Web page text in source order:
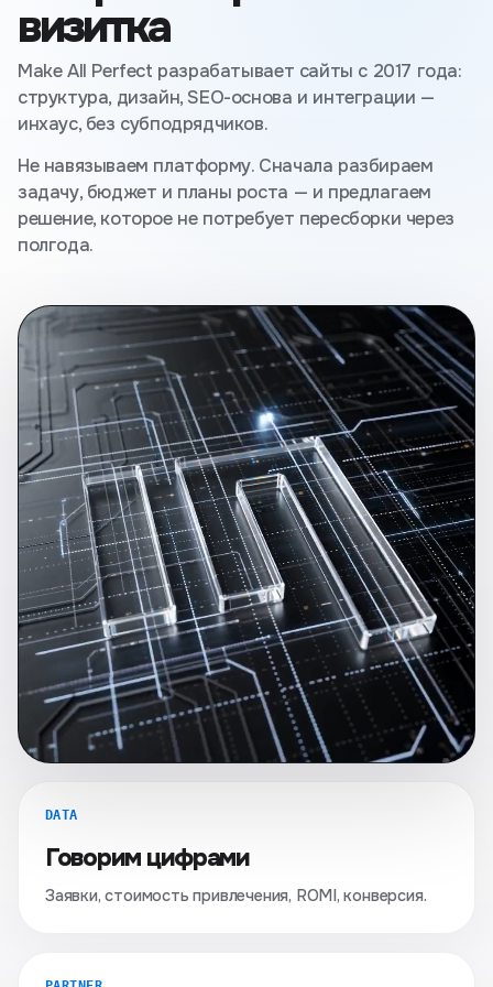
визитка
Make All Perfect разрабатывает сайты с 2017 года:
структура, дизайн, SEO-основа и интеграции —
инхаус, без субподрядчиков.
Не навязываем платформу. Сначала разбираем
задачу, бюджет и планы роста — и предлагаем
решение, которое не потребует пересборки через
полгода.
DATA
Говорим цифрами
Заявки, стоимость привлечения, ROMI, конверсия.